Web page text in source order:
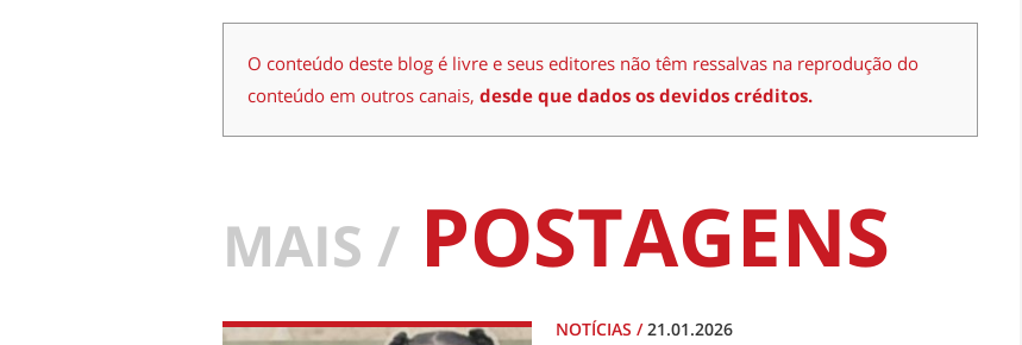
O conteúdo deste blog é livre e seus editores não têm ressalvas na reprodução do
conteúdo em outros canais, desde que dados os devidos créditos.
MAIS / POSTAGENS
NOTÍCIAS /21.01.2026